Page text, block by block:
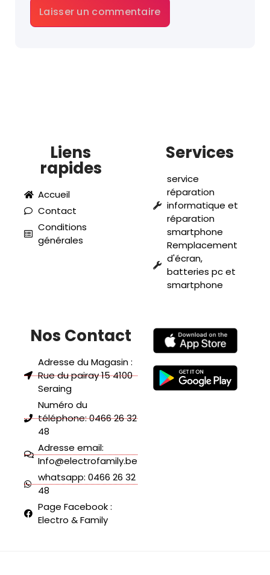
Liens
rapides
Accueil
Contact
Conditions
générales
Services
service
réparation
informatique et
réparation
smartphone
Remplacement
d'écran,
batteries pc et
smartphone
Nos Contact
Adresse du Magasin :
Rue du pairay 15 4100
Seraing
Numéro du
téléphone: 0466 26 32
48
Adresse email:
Info@electrofamily.be
whatsapp: 0466 26 32
48
Page Facebook :
Electro & Family